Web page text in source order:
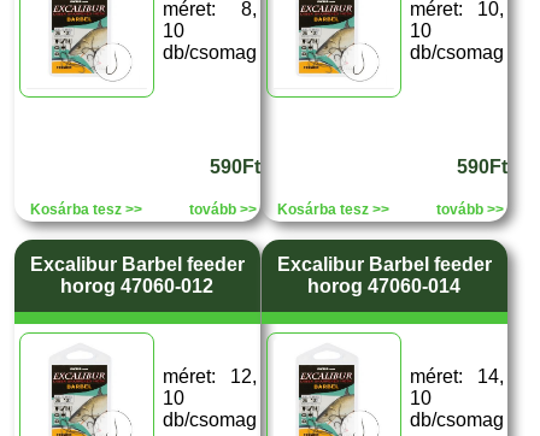
méret: 8,
10
db/csomag
590Ft
Kosárba tesz >> tovább >>
méret: 10,
10
db/csomag
590Ft
Kosárba tesz >> tovább >>
Excalibur Barbel feeder
horog 47060-012
méret: 12,
10
db/csomag
Excalibur Barbel feeder
horog 47060-014
méret: 14,
10
db/csomag